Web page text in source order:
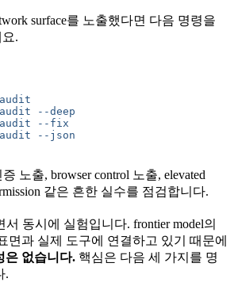
surface를 노출했다면 다음 명령을
.
--deep
--fix
--json
노출, browser control 노출, elevated
같은 흔한 실수를 점검합니다.
서 동시에 실험입니다. frontier model의
면과 실제 도구에 연결하고 있기 때문에
은 없습니다. 핵심은 다음 세 가지를 명
.